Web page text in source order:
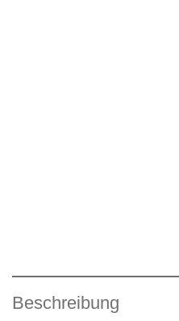
Beschreibung